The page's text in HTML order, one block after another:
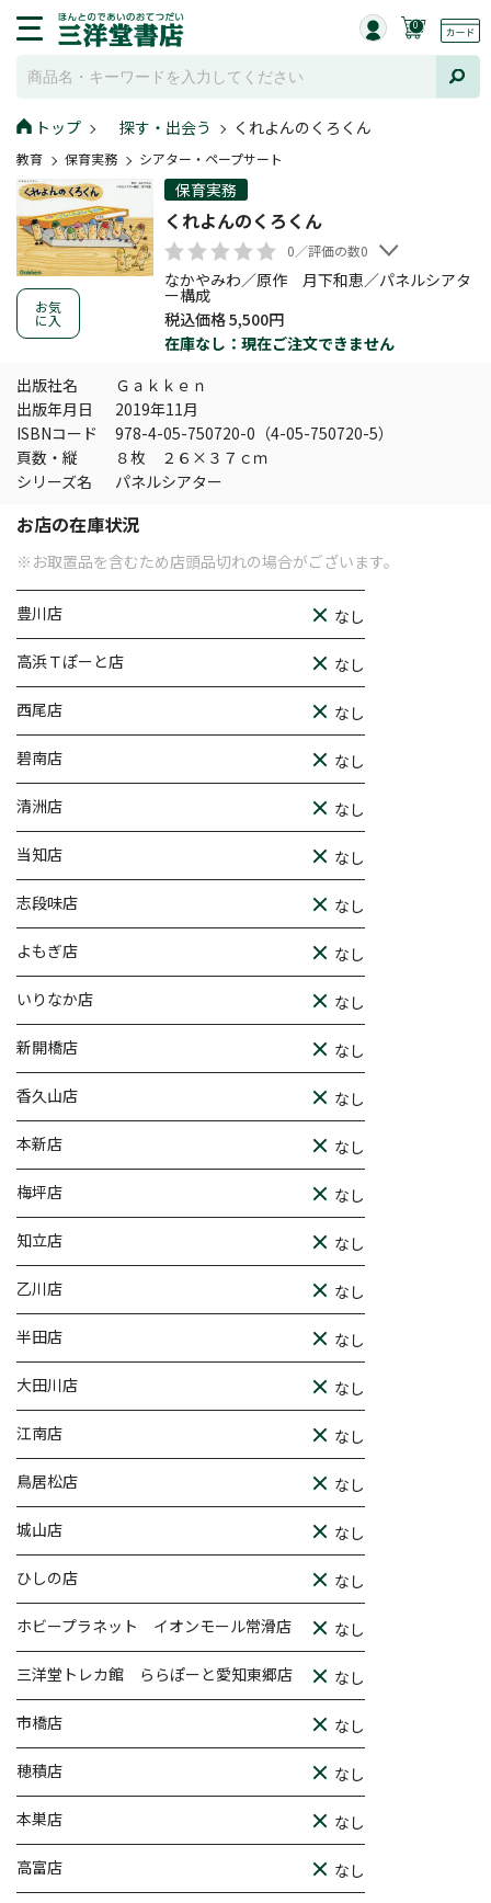
0
トップ 探す・出会う くれよんのくろくん
教育 保育実務 シアター・ペープサート
お気
に入
保育実務
くれよんのくろくん
0／評価の数0
なかやみわ／原作 月下和恵／パネルシアタ
ー構成
税込価格 5,500円
在庫なし：現在ご注文できません
出版社名
Ｇａｋｋｅｎ
出版年月日
2019年11月
ISBNコード
978-4-05-750720-0（4-05-750720-5）
頁数・縦
８枚 ２６×３７ｃｍ
シリーズ名
パネルシアター
お店の在庫状況
※お取置品を含むため店頭品切れの場合がございます。
豊川店 なし
高浜Ｔぽーと店 なし
西尾店 なし
碧南店 なし
清洲店 なし
当知店 なし
志段味店 なし
よもぎ店 なし
いりなか店 なし
新開橋店 なし
香久山店 なし
本新店 なし
梅坪店 なし
知立店 なし
乙川店 なし
半田店 なし
大田川店 なし
江南店 なし
鳥居松店 なし
城山店 なし
ひしの店 なし
ホビープラネット イオンモール常滑店 なし
三洋堂トレカ館 ららぽーと愛知東郷店 なし
市橋店 なし
穂積店 なし
本巣店 なし
高富店 なし